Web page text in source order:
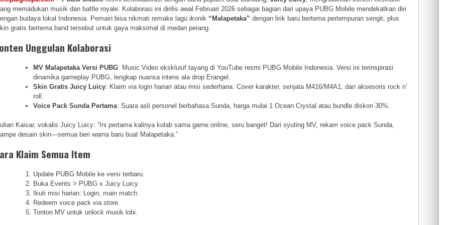
memadukan musik dan battle royale. Kolaborasi ini dirilis awal Februari 2026 sebagai bagian dari upaya PUBG Mobile mendekatkan diri
budaya lokal Indonesia. Pemain bisa nikmati remake lagu ikonik “Malapetaka” dengan lirik baru bertema pertempuran sengit, plus
gratis bertema band tersebut untuk gaya maksimal di medan perang.
Unggulan Kolaborasi
MV Malapetaka Versi PUBG: Music Video eksklusif tayang di YouTube resmi PUBG Mobile Indonesia. Versi ini terinspirasi
dinamika gameplay PUBG, lengkap nuansa intens ala drop Erangel.
Skin Gratis Juicy Luicy: Klaim via login harian atau misi sederhana. Cover karakter, senjata M416/M4A1, dan aksesoris rock n’
roll.
Voice Pack Sunda Pertama: Suara asli personel berbahasa Sunda, harga mulai 1 Ocean Crystal atau bundle diskon 30%.
Kaisar, vokalis Juicy Luicy: “Ini pertama kalinya kolab sama game online, seru banget! Dari syuting MV, rekam voice pack Sunda,
desain skin—semua beri warna baru buat Malapetaka.”
Klaim Semua Item
Update PUBG Mobile ke versi terbaru.
Buka Events > PUBG x Juicy Luicy.
Ikuti misi harian: Login, main match.
Redeem voice pack via store.
Tonton MV untuk unlock musik lobi.